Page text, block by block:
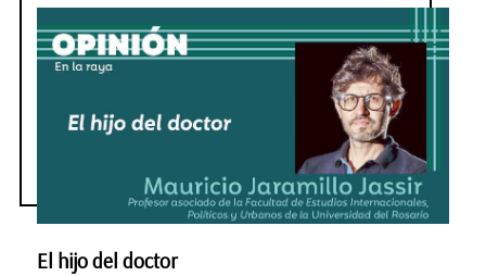
El hijo del doctor